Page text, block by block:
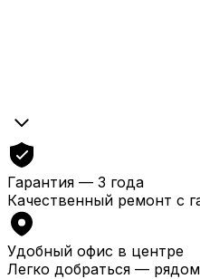
Гарантия — 3 года
Качественный ремонт с
Удобный офис в центре
Легко добраться —